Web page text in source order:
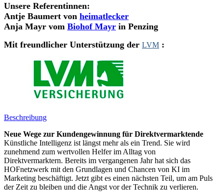
Unsere Referentinnen:
Antje Baumert von heimatlecker
Anja Mayr vom Biohof Mayr in Penzing
Mit freundlicher Unterstützung der LVM :
Beschreibung
Neue Wege zur Kundengewinnung für Direktvermarktende
Künstliche Intelligenz ist längst mehr als ein Trend. Sie wird
zunehmend zum wertvollen Helfer im Alltag von
Direktvermarktern. Bereits im vergangenen Jahr hat sich das
HOFnetzwerk mit den Grundlagen und Chancen von KI im
Marketing beschäftigt. Jetzt gibt es einen nächsten Teil, um am Puls
der Zeit zu bleiben und die Angst vor der Technik zu verlieren.